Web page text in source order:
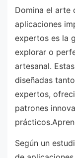
Domina el arte
aplicaciones
expertos es la
explorar o
artesanal.
diseñadas
expertos,
patrones
Según un